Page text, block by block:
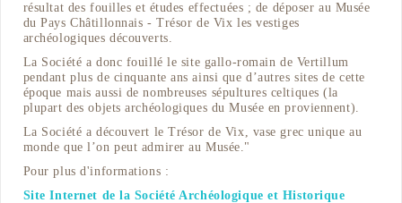
résultat des fouilles et études effectuées ; de déposer au Musée
du Pays Châtillonnais - Trésor de Vix les vestiges
archéologiques découverts.
La Société a donc fouillé le site gallo-romain de Vertillum
pendant plus de cinquante ans ainsi que d’autres sites de cette
époque mais aussi de nombreuses sépultures celtiques (la
plupart des objets archéologiques du Musée en proviennent).
La Société a découvert le Trésor de Vix, vase grec unique au
monde que l’on peut admirer au Musée."
Pour plus d'informations :
Site Internet de la Société Archéologique et Historique